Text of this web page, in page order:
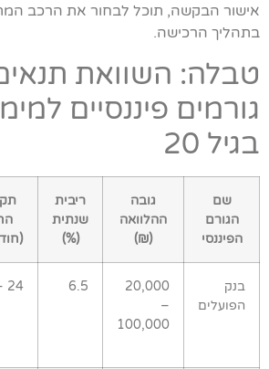
אישור הבקשה, תוכל לבחור את הרכב
בתהליך הרכישה.
טבלה: השוואת
גורמים פיננסיים
בגיל 20
שם
הגורם
הפיננסי
גובה
ההלוואה
(₪)
ריבית
שנתית
(%)
בנק
הפועלים
20,000
–
100,000
6.5
24 – 60